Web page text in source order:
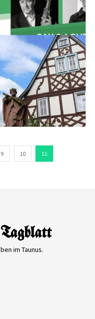
9 10 11
im Taunus.